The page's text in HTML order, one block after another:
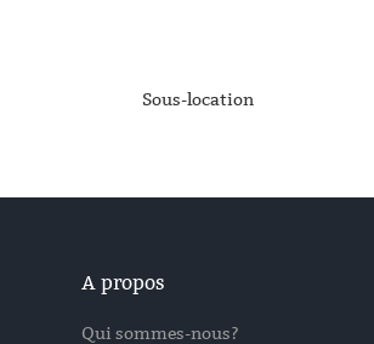
Sous-location
A propos
Qui sommes-nous?